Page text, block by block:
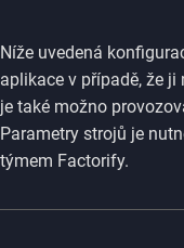
Níže uvedená
aplikace v případě, že
je také možno
Parametry strojů je
týmem Factorify.